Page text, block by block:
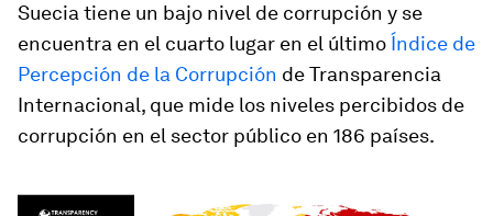
Suecia tiene un bajo nivel de corrupción y se
encuentra en el cuarto lugar en el último Índice de
Percepción de la Corrupción de Transparencia
Internacional, que mide los niveles percibidos de
corrupción en el sector público en 186 países.